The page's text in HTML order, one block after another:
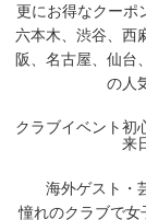
更にお得なクーポ
六本木、渋谷、西
阪、名古屋、仙台
の人
クラブイベント初
来
海外ゲスト・
憧れのクラブで女